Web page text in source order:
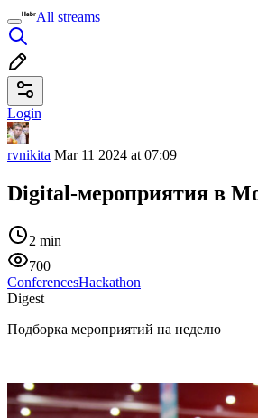
All streams
Login
rvnikita Mar 11 2024 at 07:09
Digital-мероприятия в
2 min
700
ConferencesHackathon
Digest
Подборка мероприятий на неделю